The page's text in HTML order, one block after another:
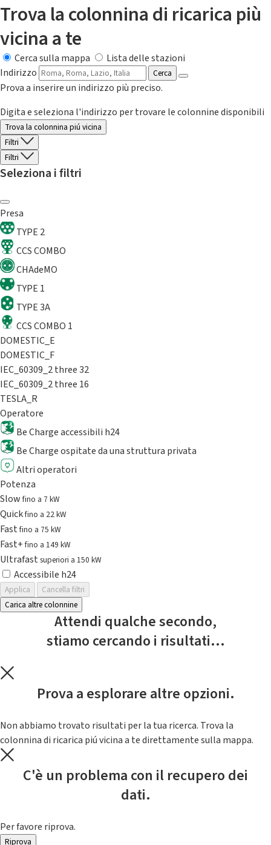
Trova la colonnina di ricarica più
vicina a te
Cerca sulla mappa
Lista delle stazioni
Indirizzo
Cerca
Prova a inserire un indirizzo più preciso.
Digita e seleziona l'indirizzo per trovare le colonnine disponibili
Trova la colonnina piú vicina
Filtri
Filtri
Seleziona i filtri
Presa
TYPE 2
CCS COMBO
CHAdeMO
TYPE 1
TYPE 3A
CCS COMBO 1
DOMESTIC_E
DOMESTIC_F
IEC_60309_2 three 32
IEC_60309_2 three 16
TESLA_R
Operatore
Be Charge accessibili h24
Be Charge ospitate da una struttura privata
Altri operatori
Potenza
Slowfino a 7 kW
Quickfino a 22 kW
Fastfino a 75 kW
Fast+fino a 149 kW
Ultrafast superiori a 150 kW
Accessibile h24
Applica
Cancella filtri
Carica altre colonnine
Attendi qualche secondo,
stiamo cercando i risultati...
Prova a esplorare altre opzioni.
Non abbiamo trovato risultati per la tua ricerca. Trova la
colonnina di ricarica piú vicina a te direttamente sulla mappa.
C'è un problema con il recupero dei
dati.
Per favore riprova.
Riprova